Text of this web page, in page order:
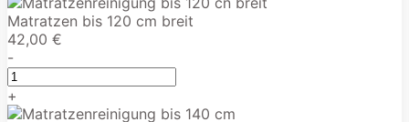
Matratzen bis 120 cm breit
42,00 €
-
+